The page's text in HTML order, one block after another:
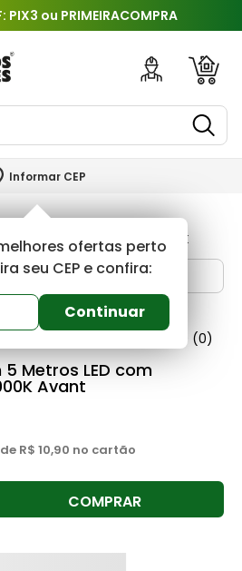
PIX3 ou PRIMEIRACOMPRA
Informar CEP
ofertas perto
seu CEP e confira:
Continuar
LED com Transformador 3000K
Avant (0)
Metros LED com
Avant
R$ 10,90 no cartão
COMPRAR